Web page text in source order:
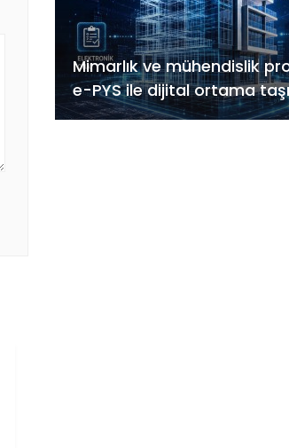
Mimarlık ve mühendislik
e-PYS ile dijital ortama